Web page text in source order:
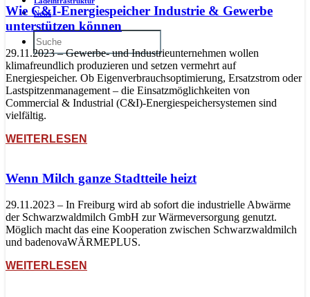
News
Wie C&I-Energiespeicher Industrie & Gewerbe
unterstützen können
29.11.2023 – Gewerbe- und Industrieunternehmen wollen
klimafreundlich produzieren und setzen vermehrt auf
Energiespeicher. Ob Eigenverbrauchsoptimierung, Ersatzstrom oder
Lastspitzenmanagement – die Einsatzmöglichkeiten von
Commercial & Industrial (C&I)-Energiespeichersystemen sind
vielfältig.
WEITERLESEN
Wenn Milch ganze Stadtteile heizt
29.11.2023 – In Freiburg wird ab sofort die industrielle Abwärme
der Schwarzwaldmilch GmbH zur Wärmeversorgung genutzt.
Möglich macht das eine Kooperation zwischen Schwarzwaldmilch
und badenovaWÄRMEPLUS.
WEITERLESEN